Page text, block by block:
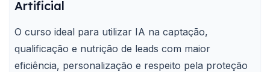
Artificial
O curso ideal para utilizar IA na captação,
qualificação e nutrição de leads com maior
eficiência, personalização e respeito pela proteção